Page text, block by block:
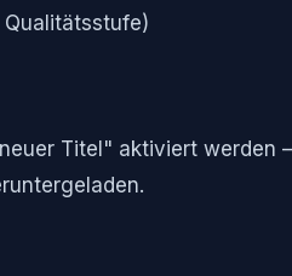
Titel" aktiviert werden